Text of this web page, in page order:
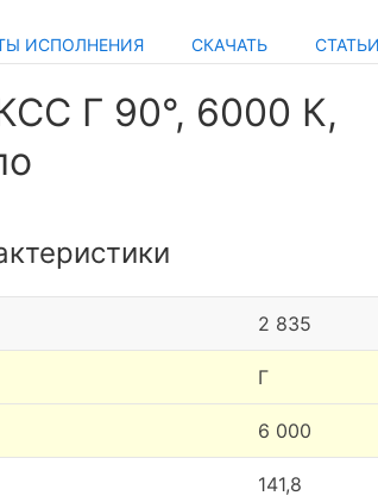
ИСПОЛНЕНИЯ СКАЧАТЬ
Г 90°, 6000 К,
2 835
Г
6 000
141,8